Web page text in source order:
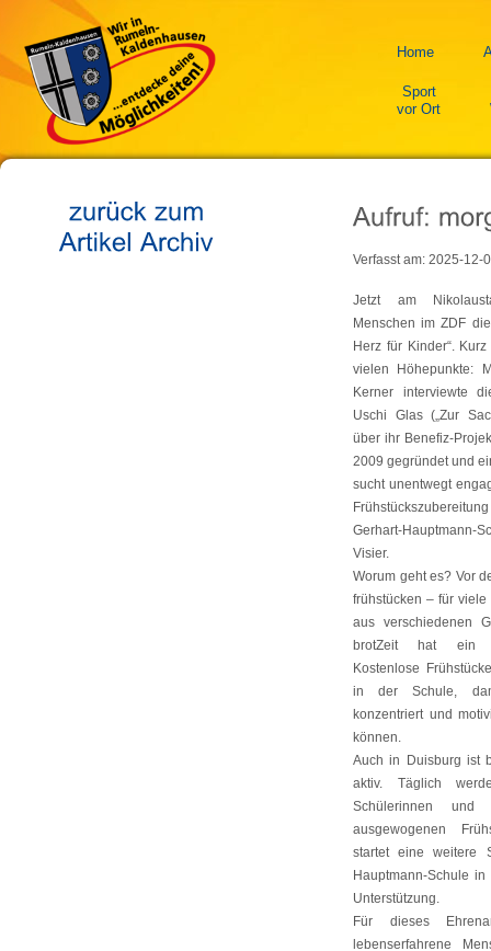
Home
Sport
vor Ort
Verfasst am: 2025-12-
Jetzt am
Menschen im ZDF
Herz für Kinder“.
vielen Höhepunkte:
Kerner interviewte
Uschi Glas („Zur
über ihr Benefiz-
2009 gegründet und
sucht unentwegt
Gerhart-
Visier.
Worum geht es? Vor
frühstücken – für
aus verschiedenen
brotZeit hat ein
Kostenlose
in der Schule,
konzentriert und
können.
Auch in Duisburg ist
aktiv. Täglich
Schülerinnen
ausgewogenen
startet eine weitere
Hauptmann-Schule
Unterstützung.
Für dieses
lebenserfahrene